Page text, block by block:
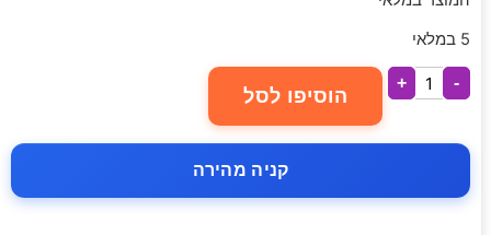
5 במלאי
-
+
הוסיפו לסל
קניה מהירה